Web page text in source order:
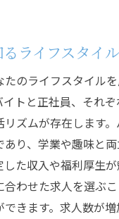
ライフスタイ
のライフスタイル
イトと正社員、それ
ズムが存在します
り、学業や趣味と
た収入や福利厚生
合わせた求人を選ぶ
きます。求人数が増